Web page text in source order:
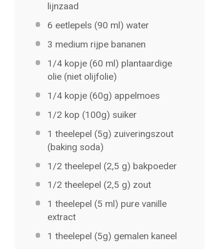
lijnzaad
6 eetlepels (90 ml) water
3 medium rijpe bananen
1/4kopje (60 ml) plantaardige
olie (niet olijfolie)
1/4kopje (60g) appelmoes
1/2 kop (100g) suiker
1 theelepel (5g) zuiveringszout
(baking soda)
1/2 theelepel (2,5 g) bakpoeder
1/2 theelepel (2,5 g) zout
1 theelepel (5 ml) pure vanille
extract
1 theelepel (5g) gemalen kaneel